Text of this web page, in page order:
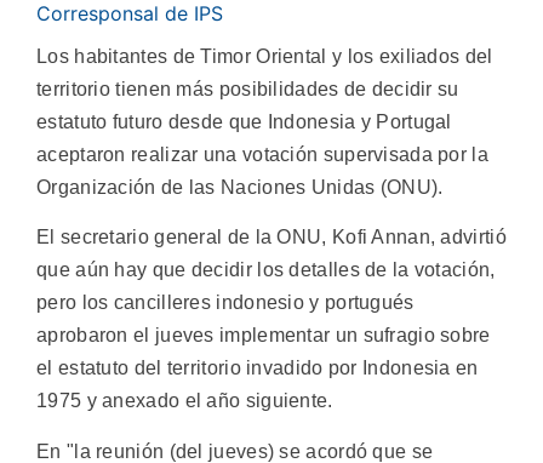
Corresponsal de IPS
Los habitantes de Timor Oriental y los exiliados del
territorio tienen más posibilidades de decidir su
estatuto futuro desde que Indonesia y Portugal
aceptaron realizar una votación supervisada por la
Organización de las Naciones Unidas (ONU).
El secretario general de la ONU, Kofi Annan, advirtió
que aún hay que decidir los detalles de la votación,
pero los cancilleres indonesio y portugués
aprobaron el jueves implementar un sufragio sobre
el estatuto del territorio invadido por Indonesia en
1975 y anexado el año siguiente.
En "la reunión (del jueves) se acordó que se